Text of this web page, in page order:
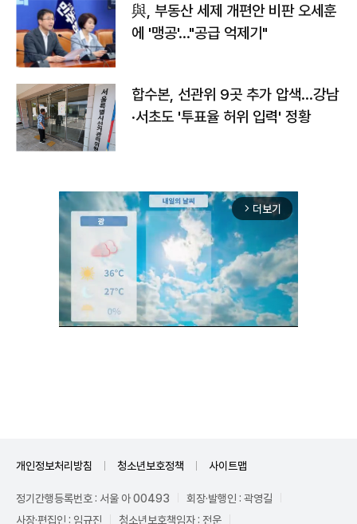
與, 부동산 세제 개편안 비판 오세훈
에 '맹공'…"공급 억제기"
합수본, 선관위 9곳 추가 압색…강남
·서초도 '투표율 허위 입력' 정황
arrow_forward_ios 더보기
개인정보처리방침 청소년보호정책 사이트맵
정기간행등록번호 : 서울 아 00493
회장·발행인 : 곽영길
사장·편집인 : 임규진
청소년보호책임자 : 전운